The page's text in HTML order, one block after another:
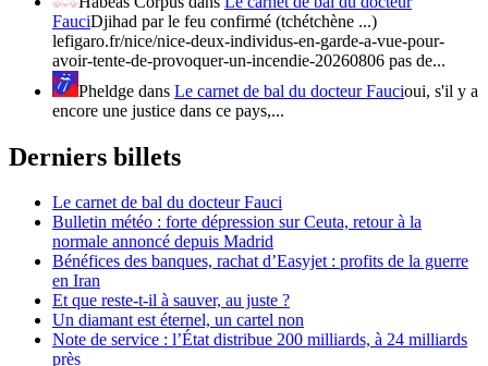
FauciDjihad par le feu confirmé (tchétchène ...)
lefigaro.fr/nice/nice-deux-individus-en-garde-a-vue-pour-
avoir-tente-de-provoquer-un-incendie-20260806 pas de...
Pheldge dans Le carnet de bal du docteur Faucioui, s'il y a
encore une justice dans ce pays,...
Derniers billets
Le carnet de bal du docteur Fauci
Bulletin météo : forte dépression sur Ceuta, retour à la
normale annoncé depuis Madrid
Bénéfices des banques, rachat d’Easyjet : profits de la guerre
en Iran
Et que reste-t-il à sauver, au juste ?
Un diamant est éternel, un cartel non
Note de service : l’État distribue 200 milliards, à 24 milliards
près